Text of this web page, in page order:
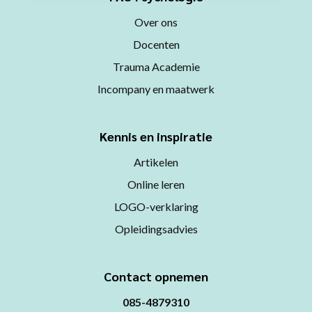
Over ons
Docenten
Trauma Academie
Incompany en maatwerk
Kennis en inspiratie
Artikelen
Online leren
LOGO-verklaring
Opleidingsadvies
Contact opnemen
085-4879310